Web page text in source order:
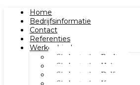
Home
Bedrijfsinformatie
Contact
Referenties
Werkgebied
Sierbestrating Raalte
Sierbestrating Heino
Sierbestrating Dalfsen
Sierbestrating Kampen